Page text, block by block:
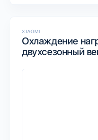
XIAOMI
Охлаждение
двухсезонный